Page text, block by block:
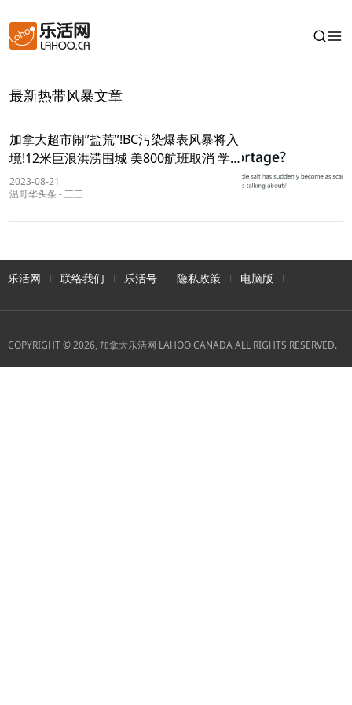
最新热带风暴文章
加拿大超市闹”盐荒”!BC污染爆表风暴将入
境!12米巨浪洪涝围城 美800航班取消 学
校停课！
2023-08-21
温哥华头条 - 三三
乐活网 联络我们 乐活号 隐私政策 电脑版
COPYRIGHT © 2026, 加拿大乐活网 LAHOO CANADA ALL RIGHTS RESERVED.